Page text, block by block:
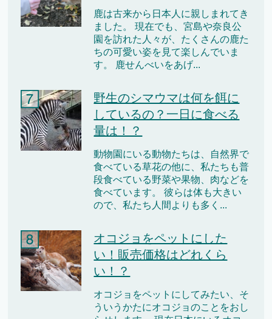
鹿は古来から日本人に親しまれてき
ました。 現在でも、宮島や奈良公
園を訪れた人々が、たくさんの鹿た
ちの可愛い姿を見て楽しんでいま
す。 鹿せんべいをあげ...
野生のシマウマは何を餌に
しているの？一日に食べる
量は！？
動物園にいる動物たちは、自然界で
食べている草花の他に、私たちも普
段食べている野菜や果物、肉などを
食べています。 彼らは体も大きい
ので、私たち人間よりも多く...
オコジョをペットにした
い！販売価格はどれくら
い！？
オコジョをペットにしてみたい、そ
ういうかたにオコジョのことをおし